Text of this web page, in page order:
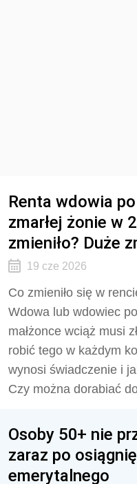
Renta wdowia
zmarłej żonie w
zmieniło? Duże
19 cze 2026
Co zmieniło się w
Wdowa lub wdowiec
małżonce wciąż musi
robić tego w każdym
wynosi świadczenie i
Czy można dorabiać
Osoby 50+ nie
zaraz po
emerytalnego